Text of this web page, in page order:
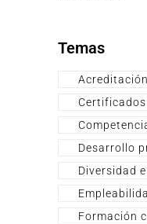
Temas
Desarrollo
Diversidad
Formación